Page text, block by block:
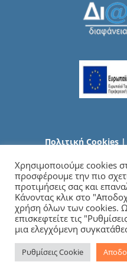
Πολιτική Cookies |
Copyright2026 Γενικό
Χρησιμοποιούμε cookies
προσφέρουμε την πιο
προτιμήσεις σας και
Κάνοντας κλικ στο
χρήση όλων των cookies.
επισκεφτείτε τις
μια ελεγχόμενη
Ρυθμίσεις Cookie